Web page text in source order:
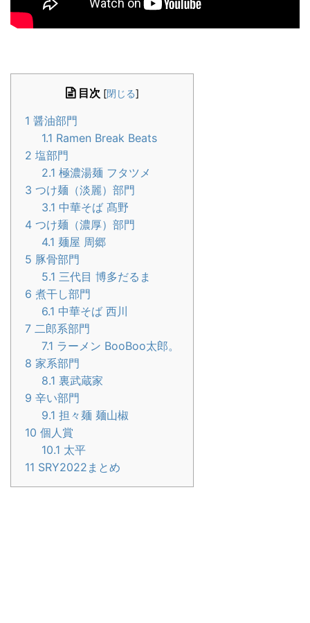
目次 [閉じる]
1 醤油部門
1.1 Ramen Break Beats
2 塩部門
2.1 極濃湯麺 フタツメ
3 つけ麺（淡麗）部門
3.1 中華そば 髙野
4 つけ麺（濃厚）部門
4.1 麺屋 周郷
5 豚骨部門
5.1 三代目 博多だるま
6 煮干し部門
6.1 中華そば 西川
7 二郎系部門
7.1 ラーメン BooBoo太郎。
8 家系部門
8.1 裏武蔵家
9 辛い部門
9.1 担々麺 麺山椒
10 個人賞
10.1 太平
11 SRY2022まとめ